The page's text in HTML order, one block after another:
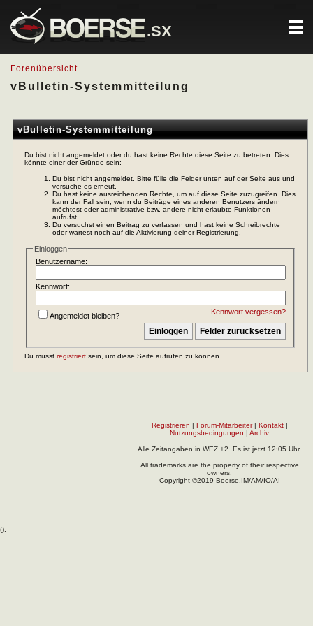
.SX
Forenübersicht
vBulletin-Systemmitteilung
vBulletin-Systemmitteilung
Du bist nicht angemeldet oder du hast keine Rechte diese Seite zu betreten. Dies
könnte einer der Gründe sein:
Du bist nicht angemeldet. Bitte fülle die Felder unten auf der Seite aus und
versuche es erneut.
Du hast keine ausreichenden Rechte, um auf diese Seite zuzugreifen. Dies
kann der Fall sein, wenn du Beiträge eines anderen Benutzers ändern
möchtest oder administrative bzw. andere nicht erlaubte Funktionen
aufrufst.
Du versuchst einen Beitrag zu verfassen und hast keine Schreibrechte
oder wartest noch auf die Aktivierung deiner Registrierung.
Einloggen
Benutzername:
Kennwort:
Kennwort vergessen?
Angemeldet bleiben?
Du musst registriert sein, um diese Seite aufrufen zu können.
Registrieren | Forum-Mitarbeiter| Kontakt|
Nutzungsbedingungen | Archiv
Alle Zeitangaben in WEZ +2. Es ist jetzt 12:05 Uhr.
All trademarks are the property of their respective
owners.
Copyright ©2019 Boerse.IM/AM/IO/AI
().